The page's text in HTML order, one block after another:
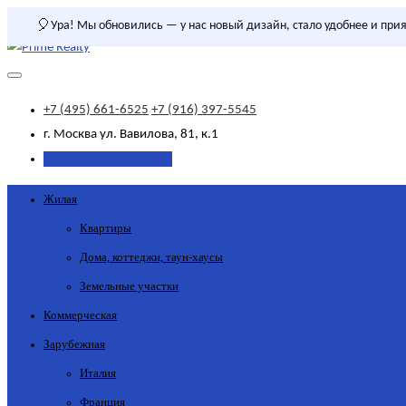
🎈 Ура! Мы обновились — у нас новый дизайн, стало удобнее и
+7 (495) 661-6525 +7 (916) 397-5545
г. Москва ул. Вавилова, 81, к.1
Жилая
Квартиры
Дома, коттеджи, таун-хаусы
Земельные участки
Коммерческая
Зарубежная
Италия
Франция